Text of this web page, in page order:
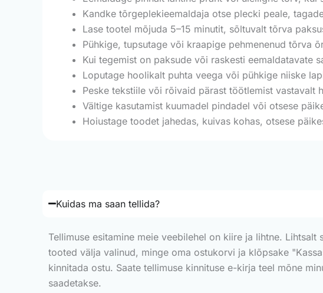
Kandke tõrgeplekieemaldaja otse plecki peale,
Lase tootel mõjuda 5–15 minutit, sõltuvalt tõrva
Pühkige, tupsutage või kraapige pehmenenud tõrva
Kui tegemist on paksude või raskesti eemaldatavate
Loputage hoolikalt puhta veega või pühkige niiske
Peske tekstiile või rõivaid pärast töötlemist vastavalt
Vältige kasutamist kuumadel pindadel või otsese
Hoiustage toodet jahedas, kuivas kohas, otsese
Kuidas ma saan tellida?
Tellimuse esitamine meie veebilehel on kiire ja lihtne.
tooted välja valinud, minge oma ostukorvi ja klõpsake
kinnitada ostu. Saate tellimuse kinnituse e-kirja teel mõne
saadetakse.